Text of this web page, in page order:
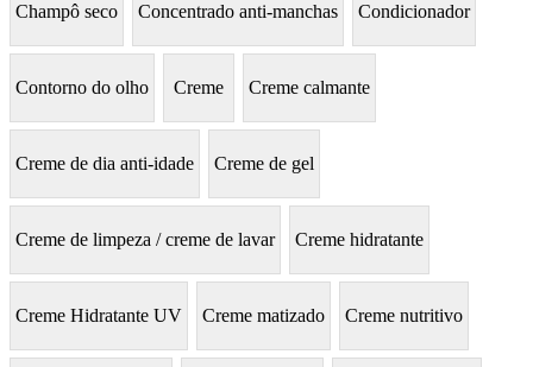
Champô seco Concentrado anti-manchas Condicionador
Contorno do olho Creme Creme calmante
Creme de dia anti-idade Creme de gel
Creme de limpeza / creme de lavar Creme hidratante
Creme Hidratante UV Creme matizado Creme nutritivo